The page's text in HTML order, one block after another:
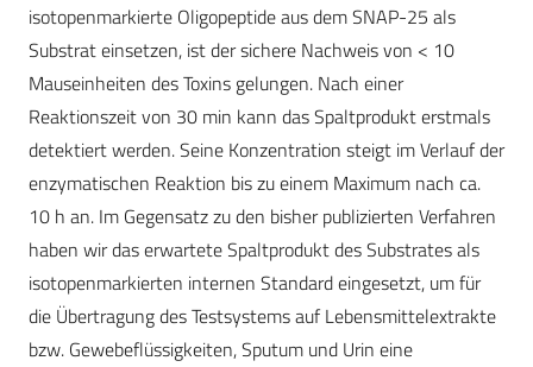
isotopenmarkierte Oligopeptide aus dem SNAP-25 als
Substrat einsetzen, ist der sichere Nachweis von < 10
Mauseinheiten des Toxins gelungen. Nach einer
Reaktionszeit von 30 min kann das Spaltprodukt erstmals
detektiert werden. Seine Konzentration steigt im Verlauf der
enzymatischen Reaktion bis zu einem Maximum nach ca.
10 h an. Im Gegensatz zu den bisher publizierten Verfahren
haben wir das erwartete Spaltprodukt des Substrates als
isotopenmarkierten internen Standard eingesetzt, um für
die Übertragung des Testsystems auf Lebensmittelextrakte
bzw. Gewebeflüssigkeiten, Sputum und Urin eine